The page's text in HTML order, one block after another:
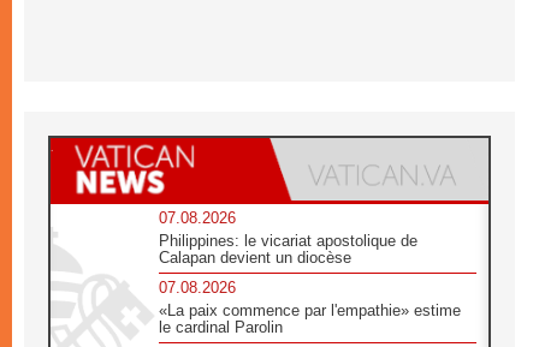
07.08.2026
Philippines: le vicariat apostolique de
Calapan devient un diocèse
07.08.2026
«La paix commence par l'empathie» estime
le cardinal Parolin